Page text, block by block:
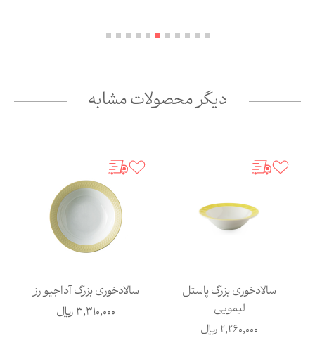
دیگر محصولات مشابه
سالادخوری بزرگ پاستل
لیمویی
2,260,000ریال
سالادخوری بزرگ آداجیو رز
3,310,000ریال